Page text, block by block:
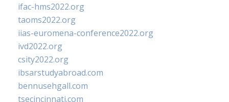
ifac-hms2022.org
taoms2022.org
iias-euromena-conference2022.org
ivd2022.org
csity2022.org
ibsarstudyabroad.com
bennusehgall.com
tsecincinnati.com